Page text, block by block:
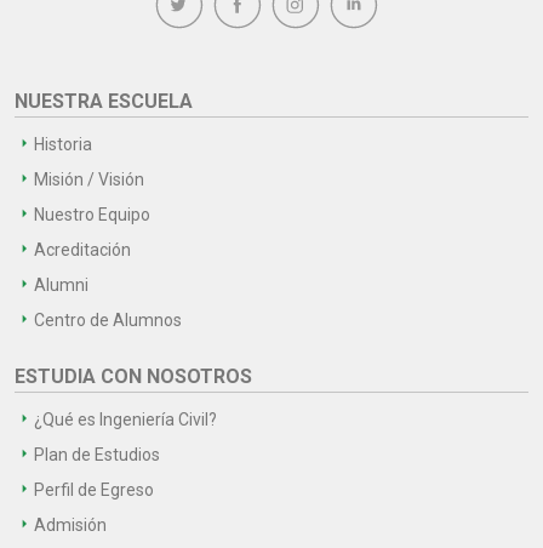
NUESTRA ESCUELA
Historia
Misión / Visión
Nuestro Equipo
Acreditación
Alumni
Centro de Alumnos
ESTUDIA CON NOSOTROS
¿Qué es Ingeniería Civil?
Plan de Estudios
Perfil de Egreso
Admisión